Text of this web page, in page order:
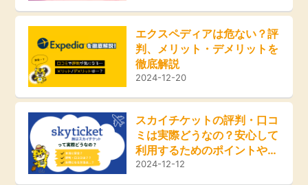
エクスペディアは危ない？評
判、メリット・デメリットを
徹底解説
2024-12-20
スカイチケットの評判・口コ
ミは実際どうなの？安心して
利用するためのポイントやお
得な方法をご紹介！
2024-12-12